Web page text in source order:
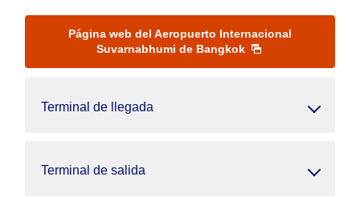
Página web del Aeropuerto Internacional
Suvarnabhumi de Bangkok
Terminal de llegada
Terminal de salida